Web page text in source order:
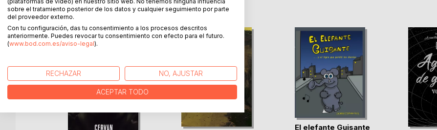
MÁS TÍTULOS DEBoD
El elefante Guisante
sobre el tratamiento posterior de los datos y cualquier seguimiento por parte
del proveedor externo.
Con tu configuración, das tu consentimiento a los procesos descritos
anteriormente. Puedes revocar tu consentimiento con efecto para el futuro.
(www.bod.com.es/aviso-legal).
RECHAZAR NO, AJUSTAR
ACEPTAR TODO